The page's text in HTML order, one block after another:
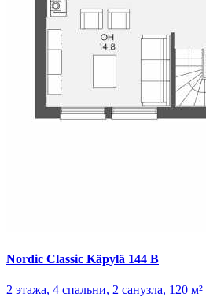
Nordic Classic Käpylä 144 B
2 этажа, 4 спальни, 2 санузла, 120 м²